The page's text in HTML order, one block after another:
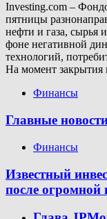
Investing.com –
пятницы
нефти и газа, сырья
фоне негативной
технологий,
На момент
Финансы
Главные
Финансы
Известный
после